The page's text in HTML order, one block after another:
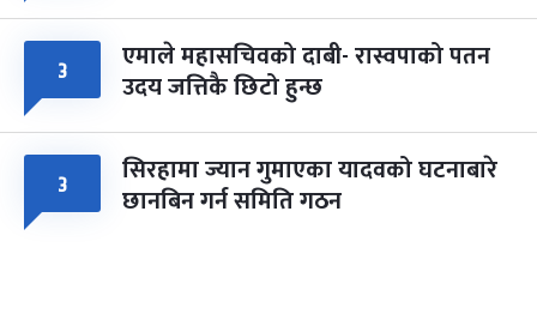
३ एमाले महासचिवको दाबी- रास्वपाको पतन
उदय जत्तिकै छिटो हुन्छ
३ सिरहामा ज्यान गुमाएका यादवको घटनाबारे
छानबिन गर्न समिति गठन